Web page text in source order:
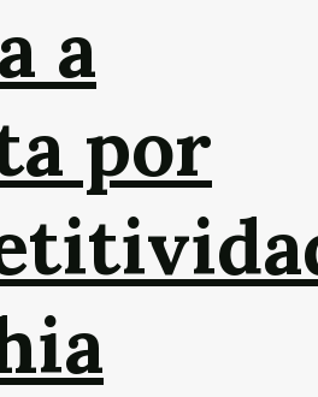
a
por